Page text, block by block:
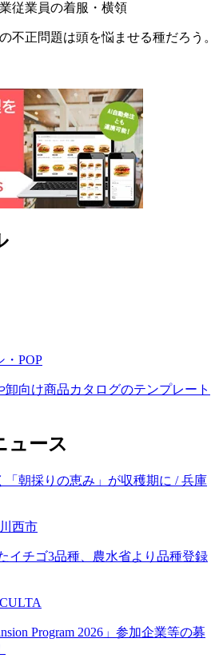
従業員の着服・横領
不正問題は頭を悩ませる種だろう。
・POP
卸向け商品カタログのテンプレート
ュース
「朝採りの恵み」が収穫期に / 兵庫
西市
イチゴ3品種、農水省より品種登録
Program 2026」参加企業等の募